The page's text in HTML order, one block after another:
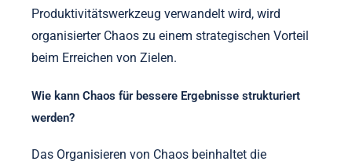
Produktivitätswerkzeug verwandelt wird, wird
organisierter Chaos zu einem strategischen Vorteil
beim Erreichen von Zielen.
Wie kann Chaos für bessere Ergebnisse strukturiert
werden?
Das Organisieren von Chaos beinhaltet die